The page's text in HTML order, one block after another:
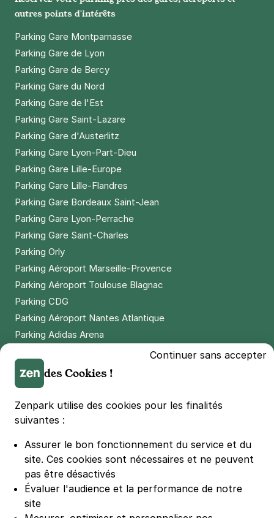
21 rue Duris
4,6(1346 avis)
3,50 € 25 €/jour,
+ Abonnements disponibles
Paris - Couronnes - Belleville
9 rue Desargues
75011Paris
3,7(3 avis)
Réserver
+ Abonnements disponibles
Paris - Père Lachaise -
Ménilmontant
75020
Paris
3,50 €/heure,25 €/jour,89 €/semaine(tarifs dégressifs)
Réserver
+ Abonnements disponibles
3 rue du Rhin
4,6(429 avis)
3 €/heure, 27 €/jour,74 €/semaine(tarifs dégressifs)
Réserver
autres points d'intérêts
Parking Gare Montparnasse
Parking Gare de Lyon
Parking Gare de Bercy
Parking Gare du Nord
Parking Gare de l'Est
Parking Gare Saint-Lazare
Parking Gare d'Austerlitz
Parking Gare Lyon-Part-Dieu
Parking Gare Lille-Europe
Parking Gare Lille-Flandres
Parking Gare Bordeaux Saint-Jean
Parking Gare Lyon-Perrache
Parking Gare Saint-Charles
Parking Orly
Parking Aéroport Marseille-Provence
Parking Aéroport Toulouse Blagnac
Parking CDG
Parking Aéroport Nantes Atlantique
Parking Adidas Arena
Parking LDLC Arena
Parking Stade Pierre Mauroy
Parking Groupama Stadium
Parking Vélodrome
Parking Bercy
Parking La Défense Arena
Parking Les 4 temps
Parking Nation
Continuer sans accepter
des Cookies !
Zenpark utilise des cookies pour les finalités
suivantes :
Assurer le bon fonctionnement du service et du
site. Ces cookies sont nécessaires et ne peuvent
pas être désactivés
Évaluer l'audience et la performance de notre
site